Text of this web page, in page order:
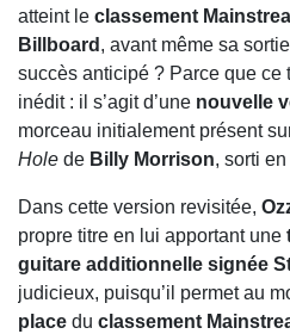
atteint le classement
Billboard , avant même sa
succès anticipé ? Parce que ce
inédit : il s’agit d’une nouvelle
morceau initialement présent
Hole de Billy Morrison, sorti en
Dans cette version revisitée,
propre titre en lui apportant une
guitare additionnelle signée
judicieux, puisqu’il permet au
place du classement